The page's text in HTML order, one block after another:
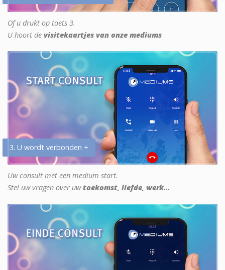
Of u drukt op toets 3.
U hoort de visitekaartjes van onze mediums
3. U wordt verbonden +
Uw consult met een medium start.
Stel uw vragen over uwtoekomst, liefde, werk...